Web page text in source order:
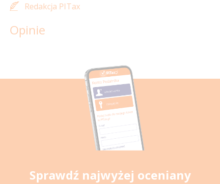
Redakcja PITax
Opinie
Sprawdź najwyżej oceniany